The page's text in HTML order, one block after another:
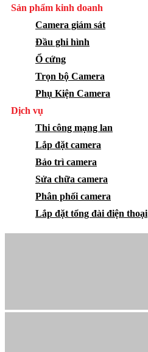
Sản phẩm kinh doanh
Camera giám sát
Đầu ghi hình
Ổ cứng
Trọn bộ Camera
Phụ Kiện Camera
Dịch vụ
Thi công mạng lan
Lắp đặt camera
Bảo trì camera
Sửa chữa camera
Phân phối camera
Lắp đặt tổng đài điện thoại